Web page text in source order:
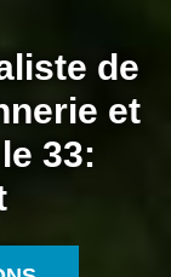
de
et
33: